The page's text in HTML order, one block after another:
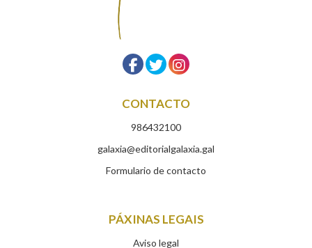
CONTACTO
986432100
galaxia@editorialgalaxia.gal
Formulario de contacto
PÁXINAS LEGAIS
Aviso legal